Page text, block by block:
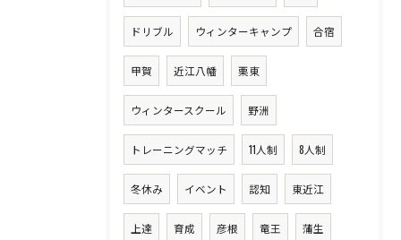
ドリブル ウィンターキャンプ 合宿
甲賀 近江八幡 栗東
ウィンタースクール 野洲
トレーニングマッチ 11人制 8人制
冬休み イベント 認知 東近江
上達 育成 彦根 竜王 蒲生